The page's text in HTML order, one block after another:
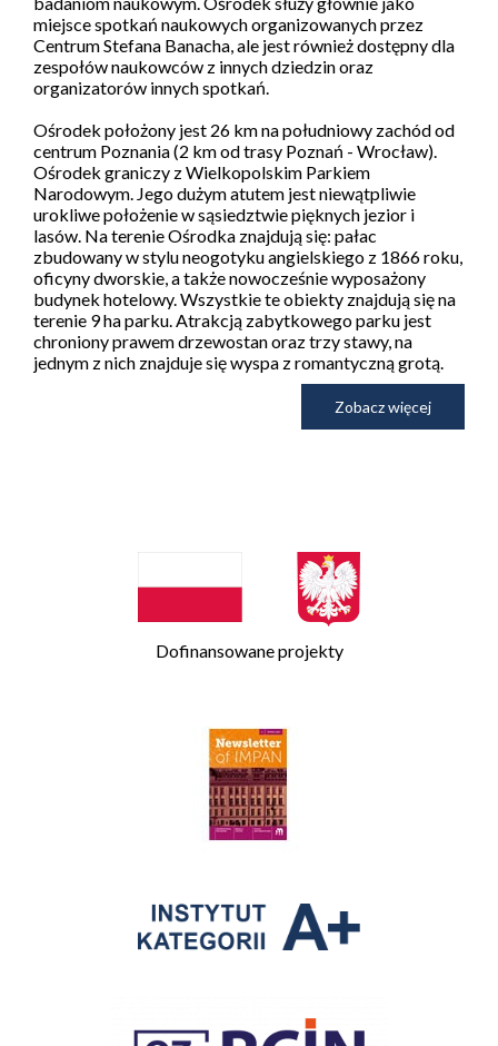
miejsce spotkań naukowych organizowanych przez
Centrum Stefana Banacha, ale jest również dostępny dla
zespołów naukowców z innych dziedzin oraz
organizatorów innych spotkań.
Ośrodek położony jest 26 km na południowy zachód od
centrum Poznania (2 km od trasy Poznań - Wrocław).
Ośrodek graniczy z Wielkopolskim Parkiem
Narodowym. Jego dużym atutem jest niewątpliwie
urokliwe położenie w sąsiedztwie pięknych jezior i
lasów. Na terenie Ośrodka znajdują się: pałac
zbudowany w stylu neogotyku angielskiego z 1866 roku,
oficyny dworskie, a także nowocześnie wyposażony
budynek hotelowy. Wszystkie te obiekty znajdują się na
terenie 9 ha parku. Atrakcją zabytkowego parku jest
chroniony prawem drzewostan oraz trzy stawy, na
jednym z nich znajduje się wyspa z romantyczną grotą.
Zobacz więcej
Dofinansowane projekty